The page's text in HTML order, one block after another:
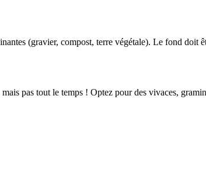
(gravier, compost, terre végétale). Le fond doit
pas tout le temps ! Optez pour des vivaces,